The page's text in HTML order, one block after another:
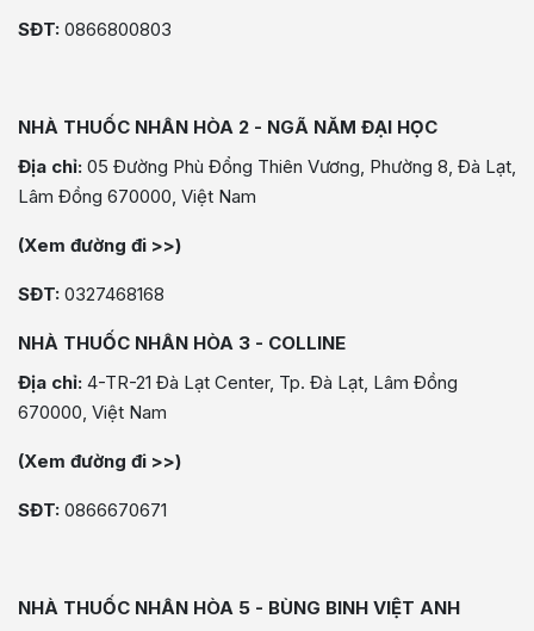
SĐT: 0866800803
NHÀ THUỐC NHÂN HÒA 2 - NGÃ NĂM ĐẠI HỌC
Địa chỉ: 05 Đường Phù Đổng Thiên Vương, Phường 8, Đà Lạt,
Lâm Đồng 670000, Việt Nam
(Xem đường đi >>)
SĐT: 0327468168
NHÀ THUỐC NHÂN HÒA 3 - COLLINE
Địa chỉ: 4-TR-21 Đà Lạt Center, Tp. Đà Lạt, Lâm Đồng
670000, Việt Nam
(Xem đường đi >>)
SĐT: 0866670671
NHÀ THUỐC NHÂN HÒA 5 - BÙNG BINH VIỆT ANH